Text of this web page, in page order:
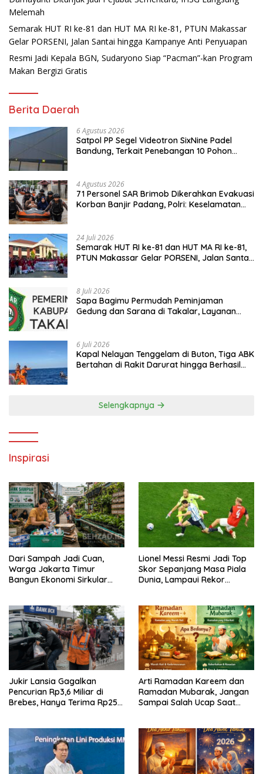
Melemah
Semarak HUT RI ke-81 dan HUT MA RI ke-81, PTUN Makassar
Gelar PORSENI, Jalan Santai hingga Kampanye Anti Penyuapan
Resmi Jadi Kepala BGN, Sudaryono Siap “Pacman”-kan Program
Makan Bergizi Gratis
Berita Daerah
6 Agustus 2026
Satpol PP Segel Videotron SixNine Padel
Bandung, Terkait Penebangan 10 Pohon
4 Agustus 2026
71 Personel SAR Brimob Dikerahkan Evakuasi
Korban Banjir Padang, Polri: Keselamatan
24 Juli 2026
Semarak HUT RI ke-81 dan HUT MA RI ke-81,
PTUN Makassar Gelar PORSENI, Jalan Santai
8 Juli 2026
Sapa Bagimu Permudah Peminjaman
Gedung dan Sarana di Takalar, Layanan
6 Juli 2026
Kapal Nelayan Tenggelam di Buton, Tiga ABK
Bertahan di Rakit Darurat hingga Berhasil
Selengkapnya
Inspirasi
Dari Sampah Jadi Cuan,
Warga Jakarta Timur
Bangun Ekonomi Sirkular
Lionel Messi Resmi Jadi Top
Skor Sepanjang Masa Piala
Dunia, Lampaui Rekor
Jukir Lansia Gagalkan
Pencurian Rp3,6 Miliar di
Brebes, Hanya Terima Rp25
Arti Ramadan Kareem dan
Ramadan Mubarak, Jangan
Sampai Salah Ucap Saat